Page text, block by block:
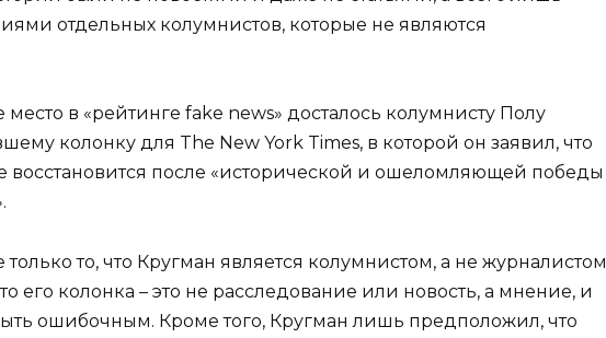
отдельных колумнистов, которые не являются
в «рейтинге fake news» досталось колумнисту Полу
колонку для The New York Times, в которой он заявил, что
после «исторической и ошеломляющей победы
то, что Кругман является колумнистом, а не журналистом
его колонка – это не расследование или новость, а мнение, и
ошибочным. Кроме того, Кругман лишь предположил, что